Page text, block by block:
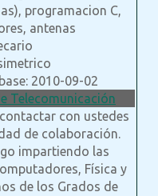
programacion C,
antenas
2010-09-02
Telecomunicación
con ustedes
de colaboración.
impartiendo las
Física y
de los Grados de